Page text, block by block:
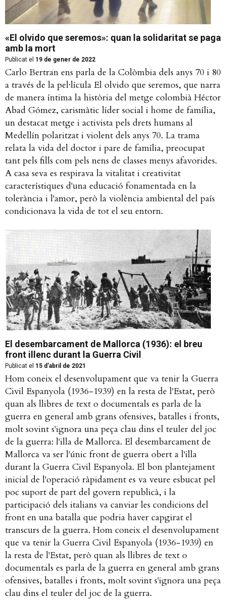
«El olvido que seremos»: quan la solidaritat se paga
amb la mort
Publicat el 19 de gener de 2022
Carlo Bertran ens parla de la Colòmbia dels anys 70 i 80
a través de la pel·lícula El olvido que seremos, que narra
de manera íntima la història del metge colombià Héctor
Abad Gómez, carismàtic líder social i home de família,
un destacat metge i activista pels drets humans al
Medellín polaritzat i violent dels anys 70. La trama
relata la vida del doctor i pare de família, preocupat
tant pels fills com pels nens de classes menys afavorides.
A casa seva es respirava la vitalitat i creativitat
característiques d'una educació fonamentada en la
tolerància i l'amor, però la violència ambiental del país
condicionava la vida de tot el seu entorn.
El desembarcament de Mallorca (1936): el breu
front illenc durant la Guerra Civil
Publicat el 15 d'abril de 2021
Hom coneix el desenvolupament que va tenir la Guerra
Civil Espanyola (1936-1939) en la resta de l'Estat, però
quan als llibres de text o documentals es parla de la
guerra en general amb grans ofensives, batalles i fronts,
molt sovint s'ignora una peça clau dins el teuler del joc
de la guerra: l'illa de Mallorca. El desembarcament de
Mallorca va ser l'únic front de guerra obert a l'illa
durant la Guerra Civil Espanyola. El bon plantejament
inicial de l'operació ràpidament es va veure esbucat pel
poc suport de part del govern republicà, i la
participació dels italians va canviar les condicions del
front en una batalla que podria haver capgirat el
transcurs de la guerra. Hom coneix el desenvolupament
que va tenir la Guerra Civil Espanyola (1936-1939) en
la resta de l'Estat, però quan als llibres de text o
documentals es parla de la guerra en general amb grans
ofensives, batalles i fronts, molt sovint s'ignora una peça
clau dins el teuler del joc de la guerra.